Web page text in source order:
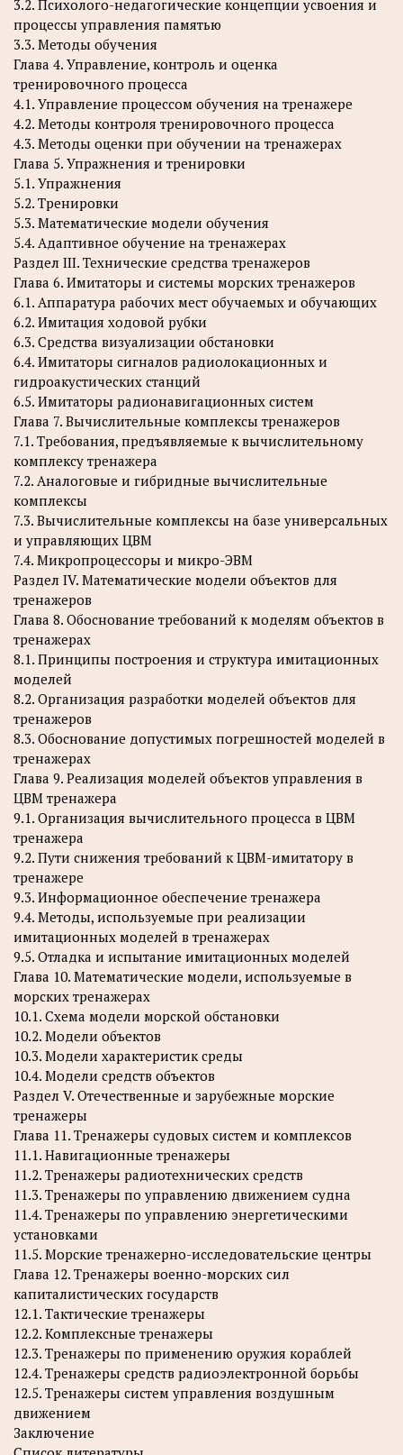
3.2. Психолого-недагогические концепции усвоения и
процессы управления памятью
3.3. Методы обучения
Глава 4. Управление, контроль и оценка
тренировочного процесса
4.1. Управление процессом обучения на тренажере
4.2. Методы контроля тренировочного процесса
4.3. Методы оценки при обучении на тренажерах
Глава 5. Упражнения и тренировки
5.1. Упражнения
5.2. Тренировки
5.3. Математические модели обучения
5.4. Адаптивное обучение на тренажерах
Раздел III. Технические средства тренажеров
Глава 6. Имитаторы и системы морских тренажеров
6.1. Аппаратура рабочих мест обучаемых и обучающих
6.2. Имитация ходовой рубки
6.3. Средства визуализации обстановки
6.4. Имитаторы сигналов радиолокационных и
гидроакустических станций
6.5. Имитаторы радионавигационных систем
Глава 7. Вычислительные комплексы тренажеров
7.1. Требования, предъявляемые к вычислительному
комплексу тренажера
7.2. Аналоговые и гибридные вычислительные
комплексы
7.3. Вычислительные комплексы на базе универсальных
и управляющих ЦВМ
7.4. Микропроцессоры и микро-ЭВМ
Раздел IV. Математические модели объектов для
тренажеров
Глава 8. Обоснование требований к моделям объектов в
тренажерах
8.1. Принципы построения и структура имитационных
моделей
8.2. Организация разработки моделей объектов для
тренажеров
8.3. Обоснование допустимых погрешностей моделей в
тренажерах
Глава 9. Реализация моделей объектов управления в
ЦВМ тренажера
9.1. Организация вычислительного процесса в ЦВМ
тренажера
9.2. Пути снижения требований к ЦВМ-имитатору в
тренажере
9.3. Информационное обеспечение тренажера
9.4. Методы, используемые при реализации
имитационных моделей в тренажерах
9.5. Отладка и испытание имитационных моделей
Глава 10. Математические модели, используемые в
морских тренажерах
10.1. Схема модели морской обстановки
10.2. Модели объектов
10.3. Модели характеристик среды
10.4. Модели средств объектов
Раздел V. Отечественные и зарубежные морские
тренажеры
Глава 11. Тренажеры судовых систем и комплексов
11.1. Навигационные тренажеры
11.2. Тренажеры радиотехнических средств
11.3. Тренажеры по управлению движением судна
11.4. Тренажеры по управлению энергетическими
установками
11.5. Морские тренажерно-исследовательские центры
Глава 12. Тренажеры военно-морских сил
капиталистических государств
12.1. Тактические тренажеры
12.2. Комплексные тренажеры
12.3. Тренажеры по применению оружия кораблей
12.4. Тренажеры средств радиоэлектронной борьбы
12.5. Тренажеры систем управления воздушным
движением
Заключение